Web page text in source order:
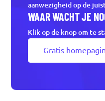
aanwezigheid op de
WAAR WACHT JE
Klik op de knop om te
Gratis